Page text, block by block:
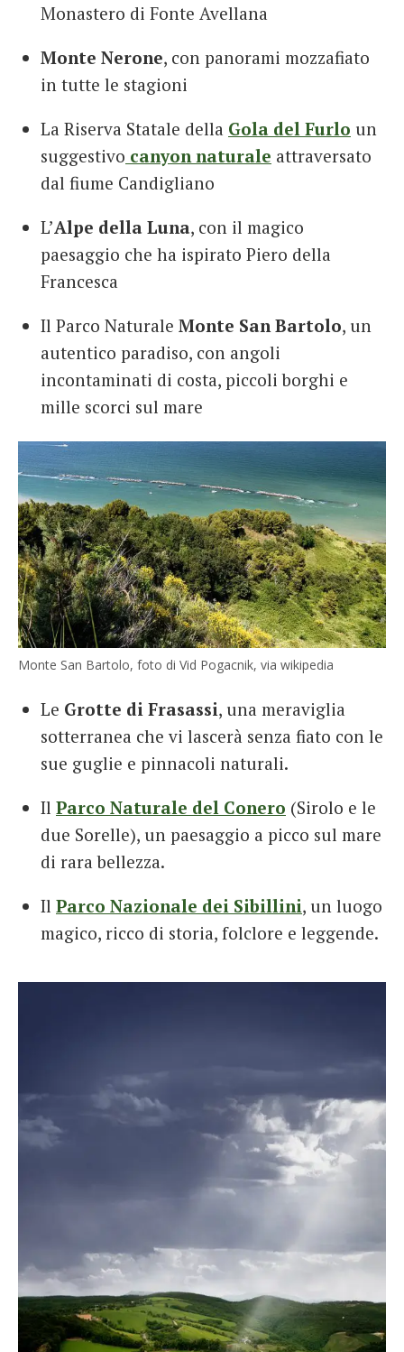
Monastero di Fonte Avellana
Monte Nerone, con panorami mozzafiato
in tutte le stagioni
La Riserva Statale della Gola del Furlo un
suggestivo canyon naturale attraversato
dal fiume Candigliano
L’Alpe della Luna, con il magico
paesaggio che ha ispirato Piero della
Francesca
Il Parco Naturale Monte San Bartolo, un
autentico paradiso, con angoli
incontaminati di costa, piccoli borghi e
mille scorci sul mare
Monte San Bartolo, foto di Vid Pogacnik, via wikipedia
Le Grotte di Frasassi, una meraviglia
sotterranea che vi lascerà senza fiato con le
sue guglie e pinnacoli naturali.
Il Parco Naturale del Conero (Sirolo e le
due Sorelle), un paesaggio a picco sul mare
di rara bellezza.
Il Parco Nazionale dei Sibillini, un luogo
magico, ricco di storia, folclore e leggende.